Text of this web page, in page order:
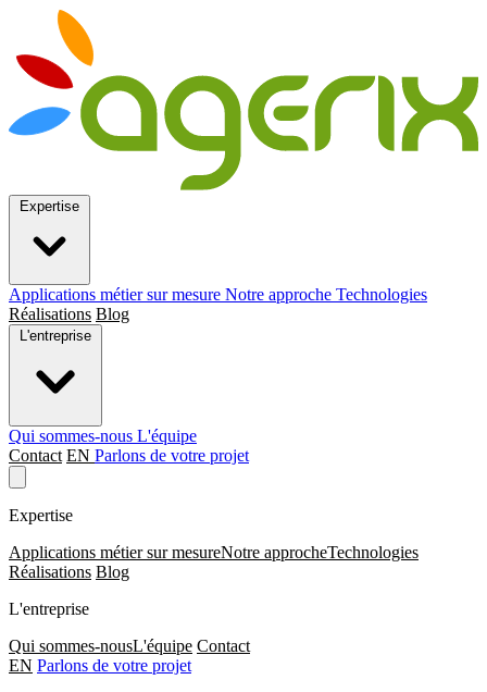
Applications métier sur mesure Notre approche Technologies
Réalisations Blog
Qui sommes-nous L'équipe
Contact EN Parlons de votre projet
Expertise
Applications métier sur mesureNotre approcheTechnologies
Réalisations Blog
L'entreprise
Qui sommes-nousL'équipe Contact
EN Parlons de votre projet